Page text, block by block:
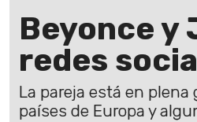
Beyonce y
redes
La pareja está en
países de Europa y